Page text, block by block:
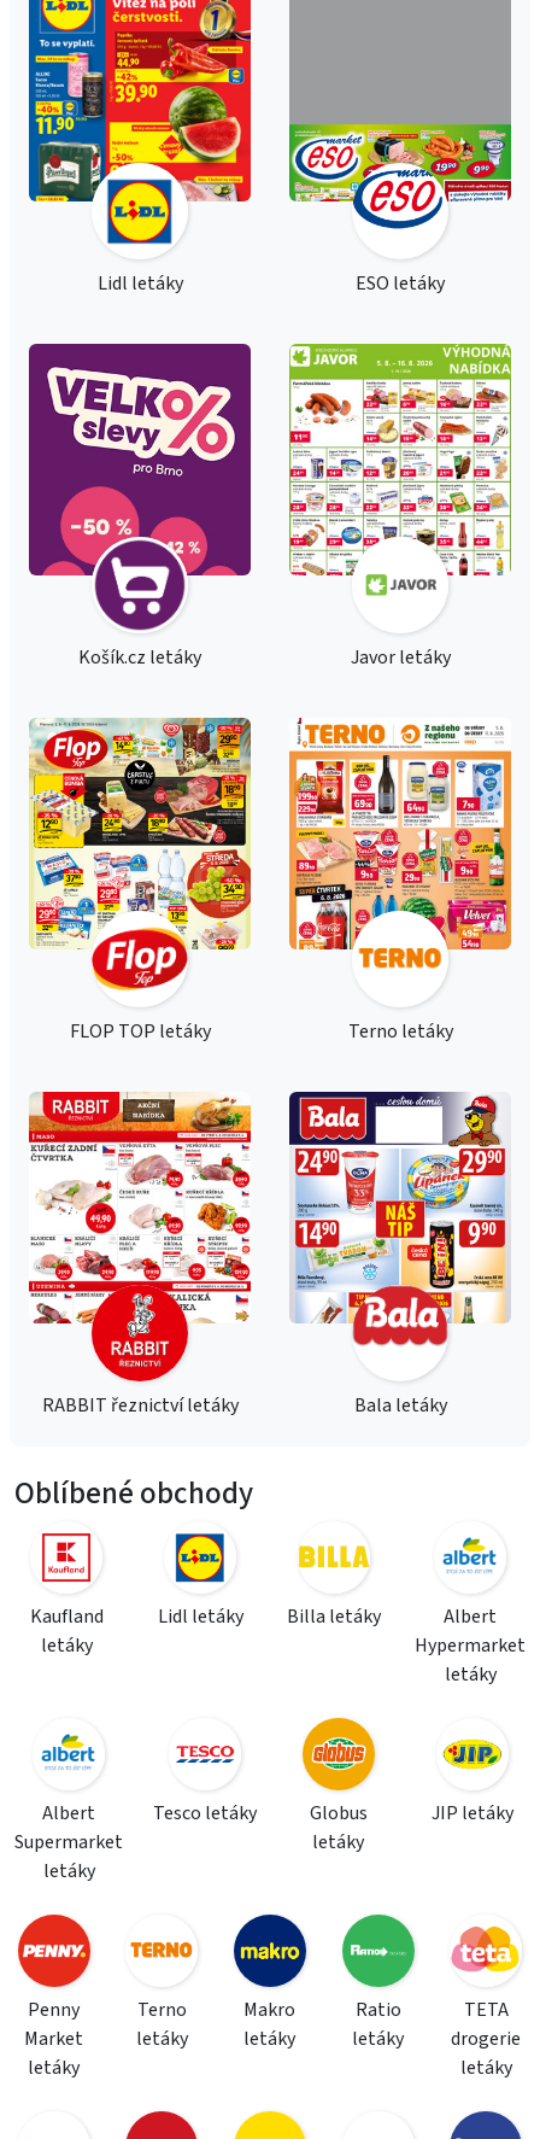
Lidl letáky ESO letáky
Košík.cz letáky Javor letáky
FLOP TOP letáky Terno letáky
RABBIT řeznictví letáky Bala letáky
Oblíbené obchody
Kaufland
letáky
Lidl letáky Billa letáky
Albert
Hypermarket
letáky
Albert
Supermarket
letáky
Tesco letáky
Globus
letáky
JIP letáky
Penny
Market
letáky
Terno
letáky
Makro
letáky
Ratio
letáky
TETA
drogerie
letáky